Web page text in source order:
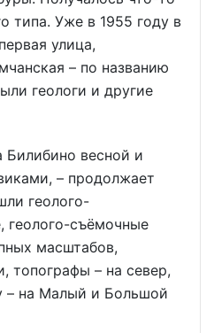
типа. Уже в 1955 году в
улица,
– по названию
геологи и другие
Билибино весной и
– продолжает
геолого-
геолого-съёмочные
масштабов,
топографы – на север,
– на Малый и Большой